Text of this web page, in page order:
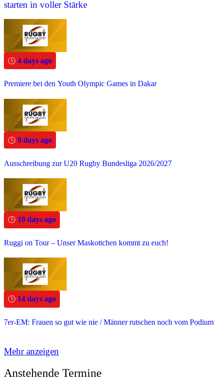
starten in voller Stärke
4 days ago
Premiere bei den Youth Olympic Games in Dakar
9 days ago
Ausschreibung zur U20 Rugby Bundesliga 2026/2027
10 days ago
Ruggi on Tour – Unser Maskottchen kommt zu euch!
14 days ago
7er-EM: Frauen so gut wie nie / Männer rutschen noch vom Podium
Mehr anzeigen
Anstehende Termine